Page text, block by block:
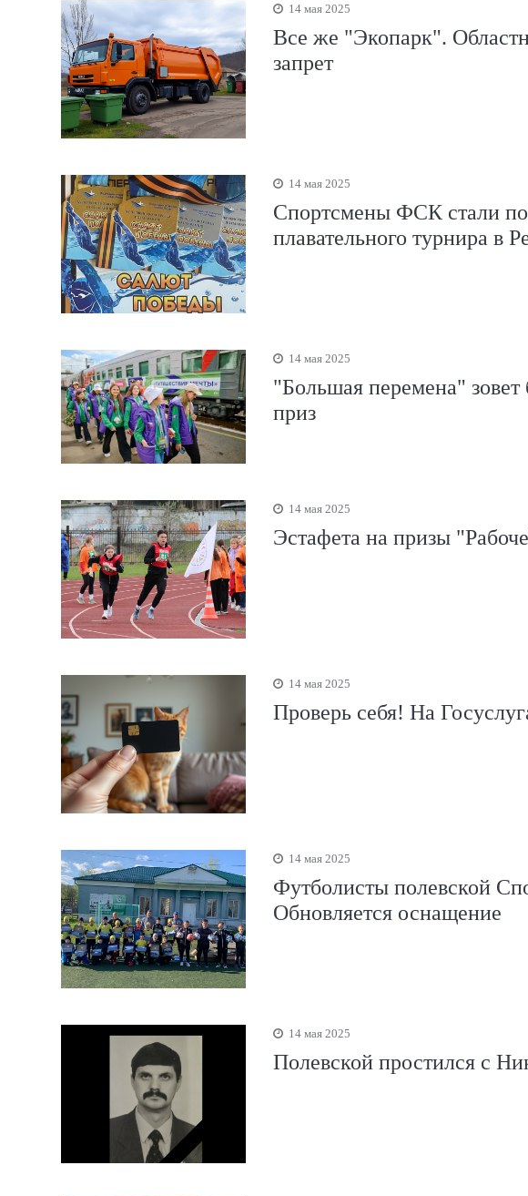
14 мая 2025
Все же "Экопарк".
запрет
14 мая 2025
Спортсмены ФСК стали
плавательного турнира в
14 мая 2025
"Большая перемена" зовет
приз
14 мая 2025
Эстафета на призы
14 мая 2025
Проверь себя! На
14 мая 2025
Футболисты полевской
Обновляется оснащение
14 мая 2025
Полевской простился с